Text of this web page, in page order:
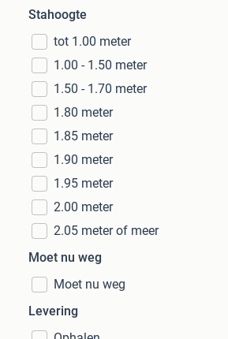
Stahoogte
tot 1.00 meter
1.00 - 1.50 meter
1.50 - 1.70 meter
1.80 meter
1.85 meter
1.90 meter
1.95 meter
2.00 meter
2.05 meter of meer
Moet nu weg
Moet nu weg
Levering